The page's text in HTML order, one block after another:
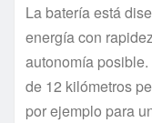
La batería está
energía con
autonomía
de 12 kilómetros
por ejemplo para